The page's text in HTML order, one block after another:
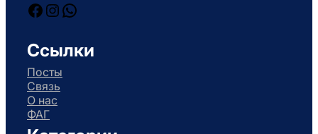
Facebook
Instagram
WhatsApp
Ссылки
Посты
Связь
О нас
ФАГ